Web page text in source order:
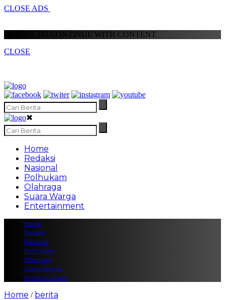
CLOSE ADS
SCROLL TO CONTINUE WITH CONTENT
CLOSE
✖
Home
Redaksi
Nasional
Polhukam
Olahraga
Suara Warga
Entertainment
Home
Redaksi
Nasional
Polhukam
Olahraga
Suara Warga
Entertainment
Home / berita